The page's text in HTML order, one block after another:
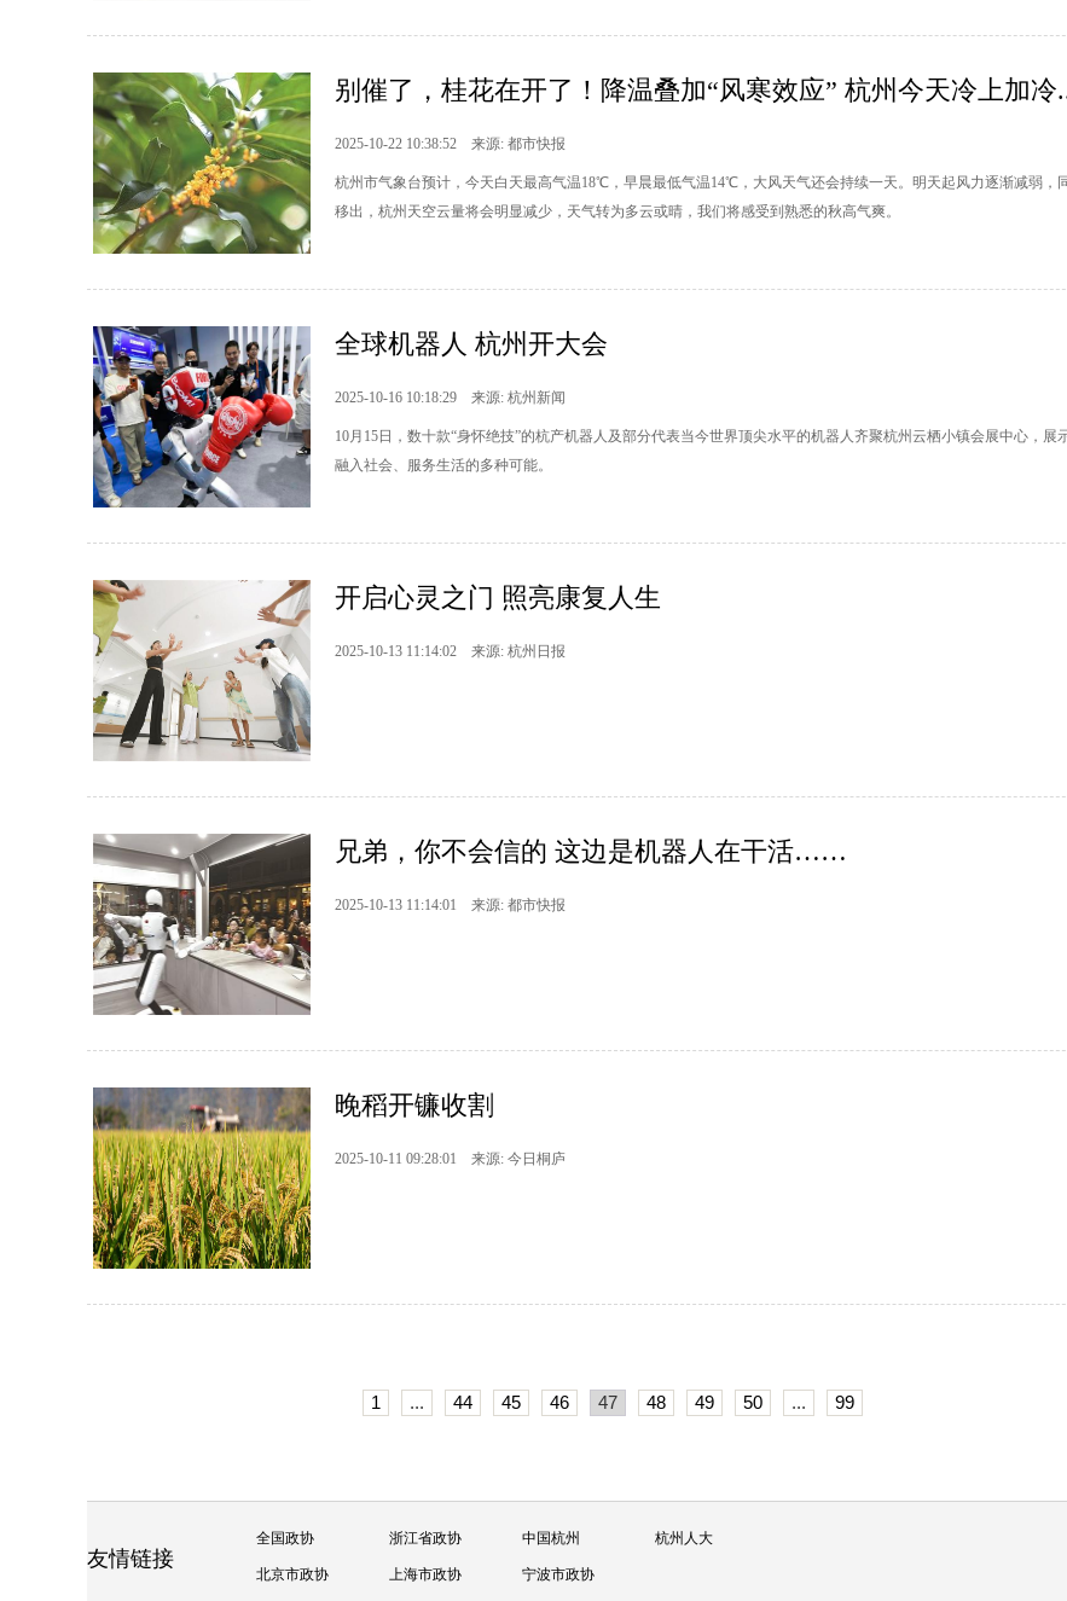
别催了，桂花在开了！降温叠加“风寒效应” 杭州今天冷上加冷
2025-10-22 10:38:52 来源: 都市快报
杭州市气象台预计，今天白天最高气温18℃，早晨最低气温14℃，大风天气还会持续一天。明天起风力逐渐减弱，
移出，杭州天空云量将会明显减少，天气转为多云或晴，我们将感受到熟悉的秋高气爽。
全球机器人 杭州开大会
2025-10-16 10:18:29 来源: 杭州新闻
10月15日，数十款“身怀绝技”的杭产机器人及部分代表当今世界顶尖水平的机器人齐聚杭州云栖小镇会展中心，展
融入社会、服务生活的多种可能。
开启心灵之门 照亮康复人生
2025-10-13 11:14:02 来源: 杭州日报
兄弟，你不会信的 这边是机器人在干活……
2025-10-13 11:14:01 来源: 都市快报
晚稻开镰收割
2025-10-11 09:28:01 来源: 今日桐庐
1 ... 44 45 46 47 48 49 50 ... 99
友情链接
全国政协 浙江省政协 中国杭州 杭州人大
北京市政协 上海市政协 宁波市政协